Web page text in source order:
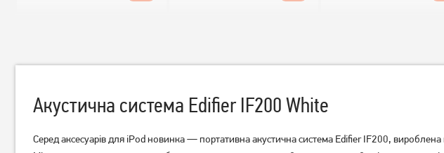
Акустична система Edifier IF200 White
Серед аксесуарів для iPod новинка — портативна акустична система Edifier IF200,